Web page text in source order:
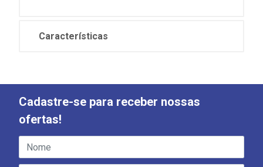
Características
Cadastre-se para receber nossas
ofertas!